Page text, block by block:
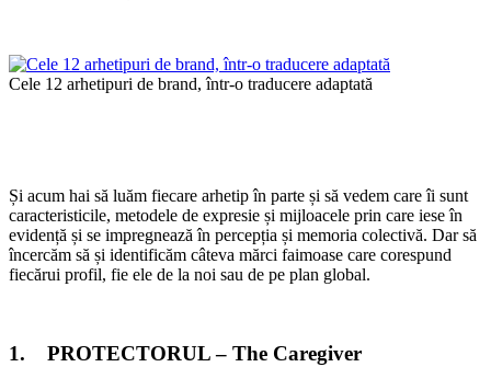
Cele 12 arhetipuri de brand, într-o traducere adaptată
Și acum hai să luăm fiecare arhetip în parte și să vedem care îi sunt
caracteristicile, metodele de expresie și mijloacele prin care iese în
evidență și se impregnează în percepția și memoria colectivă. Dar să
încercăm să și identificăm câteva mărci faimoase care corespund
fiecărui profil, fie ele de la noi sau de pe plan global.
1. PROTECTORUL – The Caregiver